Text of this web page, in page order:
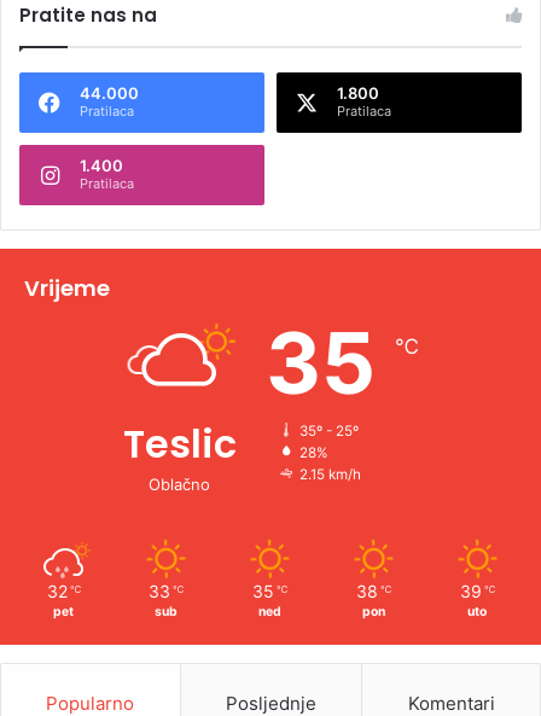
t
n
t
v
Pratite nas na
44.000
Pratilaca
1.800
Pratilaca
1.400
Pratilaca
Vrijeme
Teslic
Oblačno
35 ℃
35º - 25º
28%
2.15 km/h
32 ℃
pet
33 ℃
sub
35 ℃
ned
38 ℃
pon
39 ℃
uto
Popularno Posljednje Komentari